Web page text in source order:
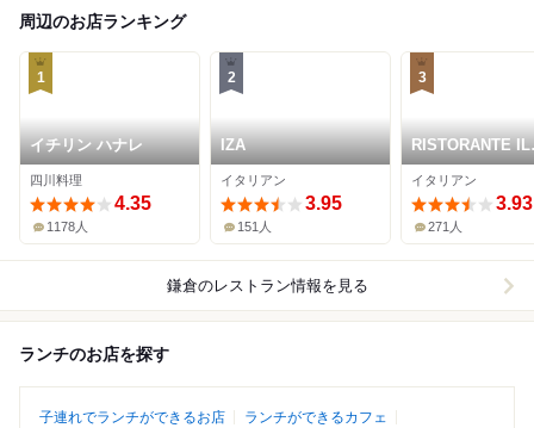
周辺のお店ランキング
1
イチリン ハナレ
四川料理
4.35
1178人
2
IZA
イタリアン
3.95
151人
3
RISTORANTE IL
NODO
イタリアン
3.93
271人
鎌倉のレストラン情報を見る
ランチのお店を探す
子連れでランチができるお店
ランチができるカフェ